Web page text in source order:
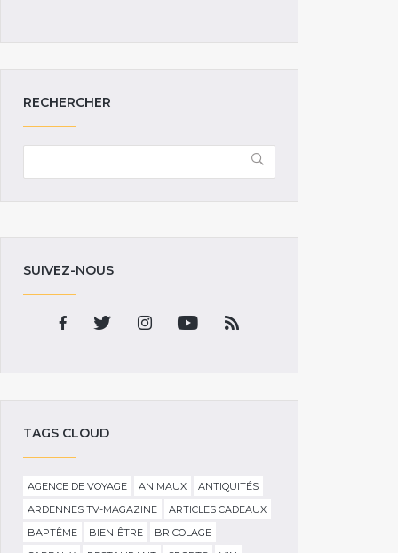
RECHERCHER
SUIVEZ-NOUS
TAGS CLOUD
AGENCE DE VOYAGE ANIMAUX
ANTIQUITÉS
ARDENNES TV-MAGAZINE
ARTICLES CADEAUX
BAPTÊME
BIEN-ÊTRE
BRICOLAGE